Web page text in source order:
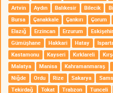
Artvin
Aydın Balıkesir Bilecik
Bursa
Çanakkale Çankırı Çorum
Elazığ
Erzincan Erzurum Eskişehir
Gümüşhane
Hakkari Hatay
Kastamonu
Kayseri Kırklareli
Malatya
Manisa Kahramanmaraş
Niğde
Ordu Rize Sakarya
Tekirdağ
Tokat Trabzon Tunceli